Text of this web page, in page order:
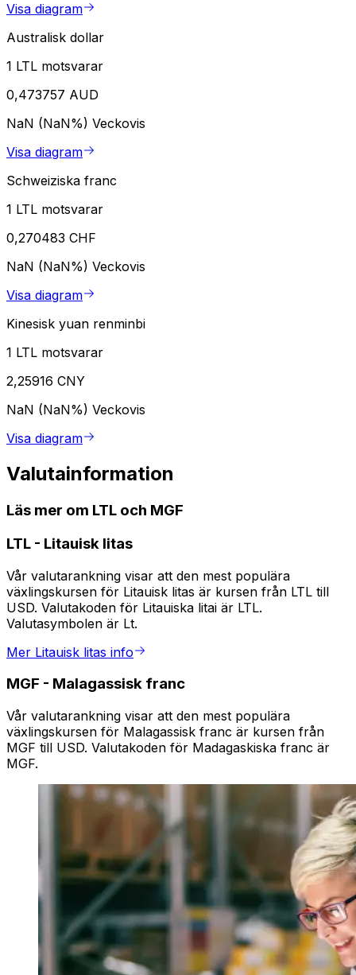
Visa diagram
Australisk dollar
1 LTL motsvarar
0,473757 AUD
NaN (NaN%) Veckovis
Visa diagram
Schweiziska franc
1 LTL motsvarar
0,270483 CHF
NaN (NaN%) Veckovis
Visa diagram
Kinesisk yuan renminbi
1 LTL motsvarar
2,25916 CNY
NaN (NaN%) Veckovis
Visa diagram
Valutainformation
Läs mer om LTL och MGF
LTL - Litauisk litas
Vår valutarankning visar att den mest populära
växlingskursen för Litauisk litas är kursen från LTL till
USD. Valutakoden för Litauiska litai är LTL.
Valutasymbolen är Lt.
Mer Litauisk litas info
MGF - Malagassisk franc
Vår valutarankning visar att den mest populära
växlingskursen för Malagassisk franc är kursen från
MGF till USD. Valutakoden för Madagaskiska franc är
MGF.